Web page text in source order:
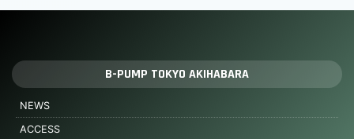
B-PUMP TOKYO AKIHABARA
NEWS
ACCESS